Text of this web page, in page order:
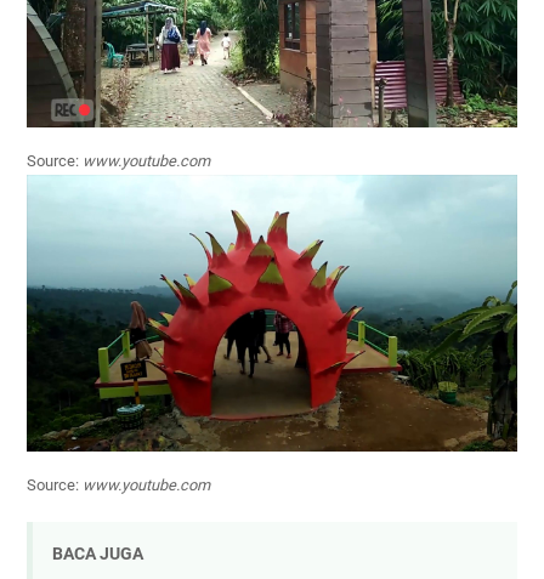
Source: www.youtube.com
Source: www.youtube.com
BACA JUGA